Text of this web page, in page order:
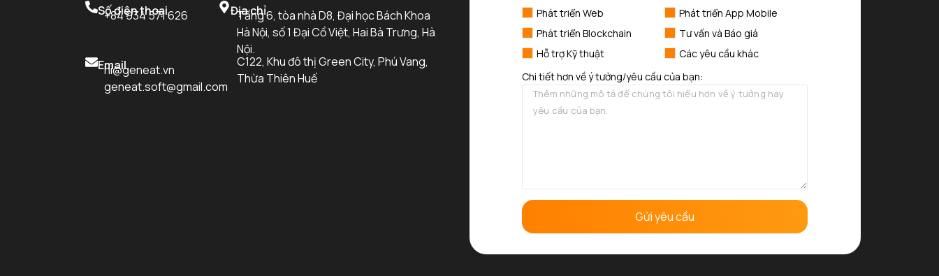
Số điện thoại
+84 934 571 626 Địa chỉ
Tầng 6, tòa nhà D8, Đại học Bách Khoa
Hà Nội, số 1 Đại Cồ Việt, Hai Bà Trưng, Hà
Nội.
Email
hi@geneat.vn
geneat.soft@gmail.com
C122, Khu đô thị Green City, Phú Vang,
Thừa Thiên Huế
Phát triển Web
Phát triển App Mobile
Phát triển Blockchain
Tư vấn và Báo giá
Hỗ trợ Kỹ thuật
Các yêu cầu khác
Chi tiết hơn về ý tưởng/yêu cầu của bạn: